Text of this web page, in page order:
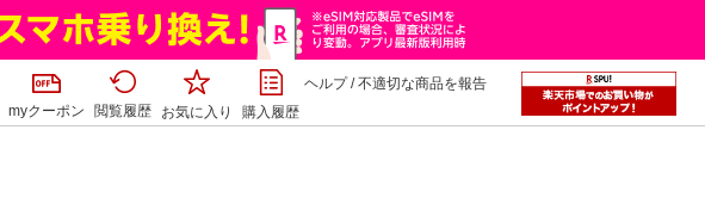
myクーポン 閲覧履歴 お気に入り 購入履歴
ヘルプ/不適切な商品を報告